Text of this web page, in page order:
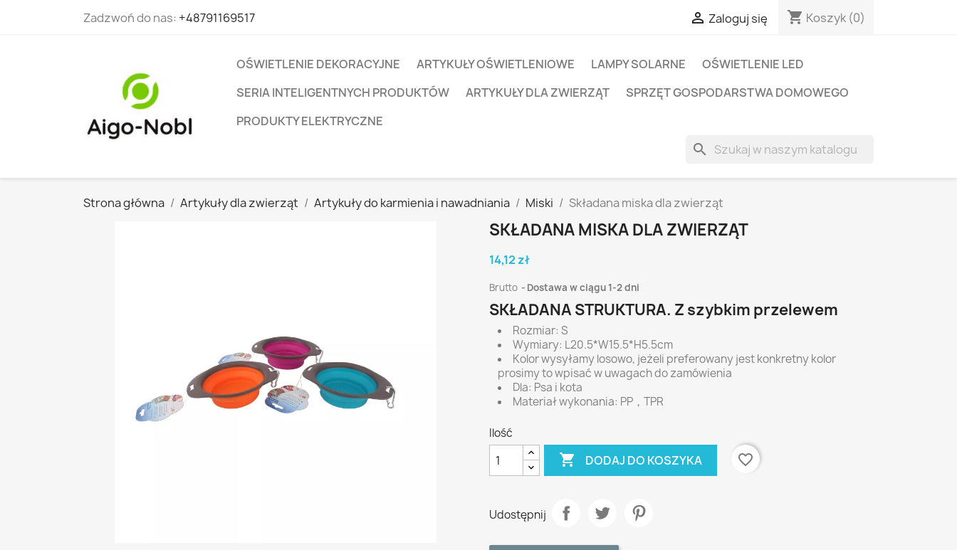
Zadzwoń do nas: +48791169517  Zaloguj się shopping_cart Koszyk (0)
OŚWIETLENIE DEKORACYJNE ARTYKUŁY OŚWIETLENIOWE LAMPY SOLARNE
OŚWIETLENIE LED
SERIA INTELIGENTNYCH PRODUKTÓW
ARTYKUŁY DLA ZWIERZĄT
SPRZĘT GOSPODARSTWA DOMOWEGO
PRODUKTY ELEKTRYCZNE
search
Strona główna Artykuły dla zwierząt Artykuły do karmienia i nawadniania Miski Składana miska dla zwierząt
SKŁADANA MISKA DLA ZWIERZĄT
14,12 zł
Brutto Dostawa w ciągu 1-2 dni
SKŁADANA STRUKTURA. Z szybkim przelewem
Rozmiar: S
Wymiary: L20.5*W15.5*H5.5cm
Kolor wysyłamy losowo, jeżeli preferowany jest konkretny kolor
prosimy to wpisać w uwagach do zamówienia
Dla: Psa i kota
Materiał wykonania: PP，TPR
Ilość
 DODAJ DO KOSZYKA favorite_border
Udostępnij